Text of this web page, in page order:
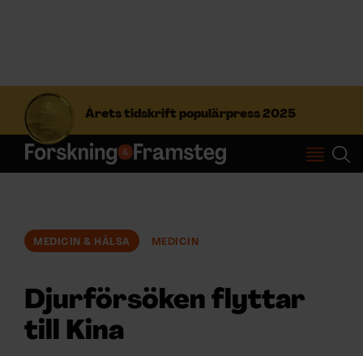
Årets tidskrift populärpress 2025
S
f
t
Prenumerera
ÄMNEN
MEDICIN & HÄLSA MEDICIN
Djurförsöken flyttar
till Kina